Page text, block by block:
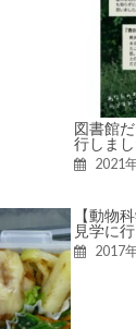
図書館
行しまし
2021
【動物
見学に
2017